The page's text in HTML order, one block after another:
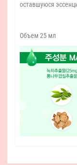
оставшуюся
Объем 25 мл